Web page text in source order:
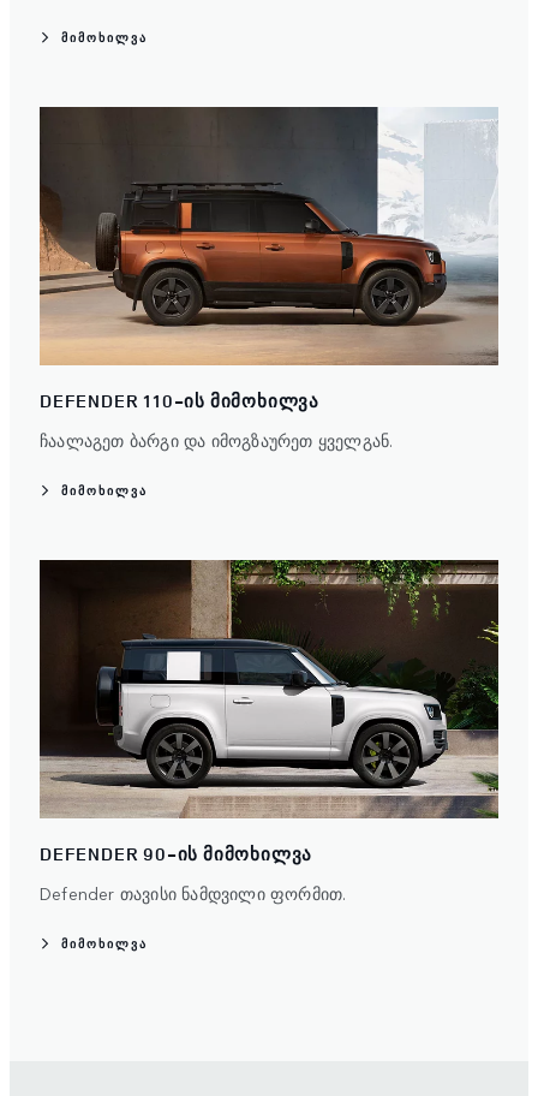
ᲛᲘᲛᲝᲮᲘᲚᲕᲐ
DEFENDER 110-ᲘᲡ ᲛᲘᲛᲝᲮᲘᲚᲕᲐ
ჩაალაგეთ ბარგი და იმოგზაურეთ ყველგან.
ᲛᲘᲛᲝᲮᲘᲚᲕᲐ
DEFENDER 90-ᲘᲡ ᲛᲘᲛᲝᲮᲘᲚᲕᲐ
Defender თავისი ნამდვილი ფორმით.
ᲛᲘᲛᲝᲮᲘᲚᲕᲐ